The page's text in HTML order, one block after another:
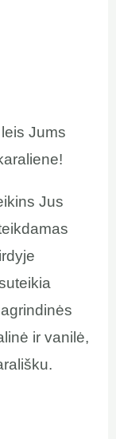
leis Jums
Jus
ir vanilė,